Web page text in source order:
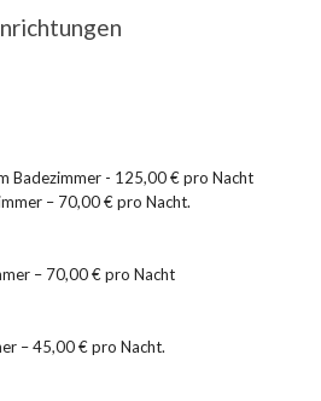
Badezimmer - 125,00 € pro Nacht
– 70,00 € pro Nacht.
– 70,00 € pro Nacht
– 45,00 € pro Nacht.